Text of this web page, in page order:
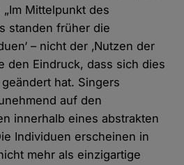
Mittelpunkt des
standen früher die
– nicht der ‚Nutzen der
den Eindruck, dass sich dies
hat. Singers
auf den
innerhalb eines abstrakten
Individuen erscheinen in
mehr als einzigartige